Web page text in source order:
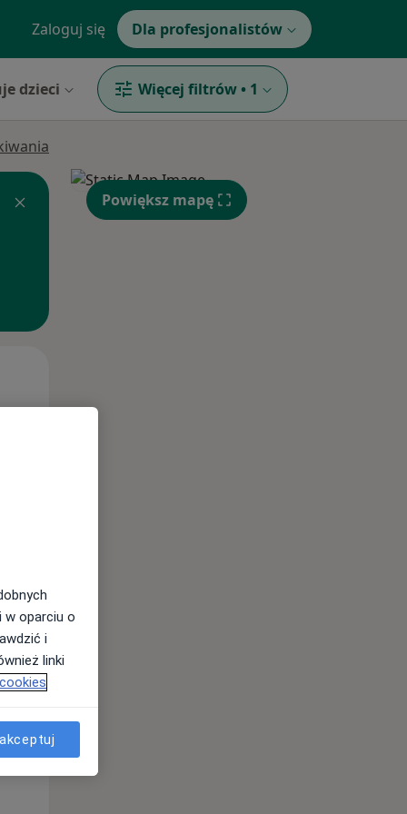
Zaloguj się Dla profesjonalistów
dzieci Więcej filtrów • 1
Wt,
11 Sie
Powiększ mapę
w oparciu o
i
linki